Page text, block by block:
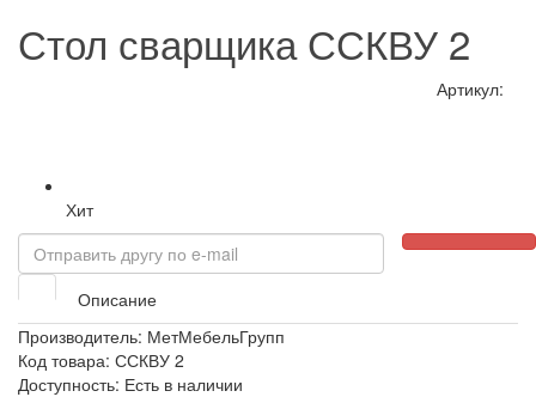
Стол сварщика ССКВУ 2
Артикул:
Хит
Описание
Производитель: МетМебельГрупп
Код товара: ССКВУ 2
Доступность: Есть в наличии